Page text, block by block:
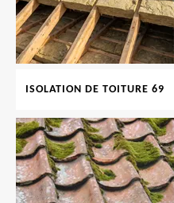
ISOLATION DE TOITURE 69